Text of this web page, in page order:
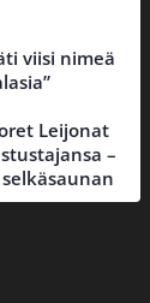
viisi nimeä
Leijonat
–